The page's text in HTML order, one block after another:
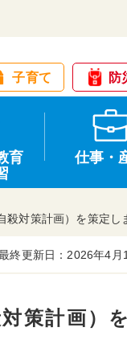
子育て 防
育
仕事・
殺対策計画）を策定し
終更新日：2026年4月
策計画）